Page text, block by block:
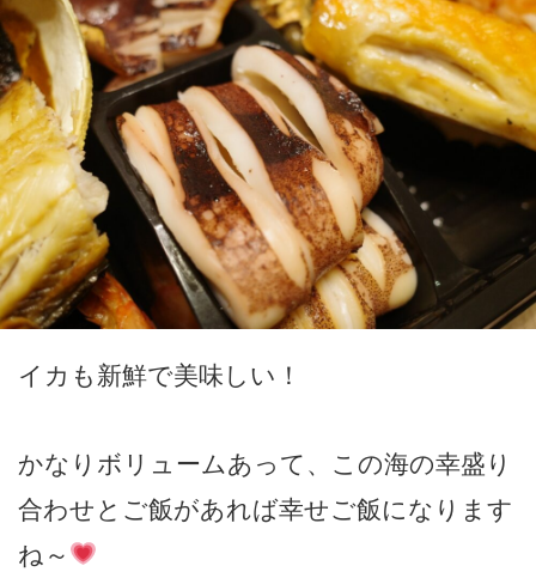
イカも新鮮で美味しい！
かなりボリュームあって、この海の幸盛り
合わせとご飯があれば幸せご飯になります
ね～